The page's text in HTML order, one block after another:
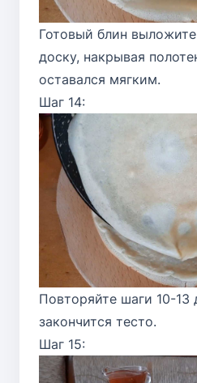
Готовый блин
доску, накрывая
оставался мягким.
Шаг 14:
Повторяйте шаги 10-13
закончится тесто.
Шаг 15: